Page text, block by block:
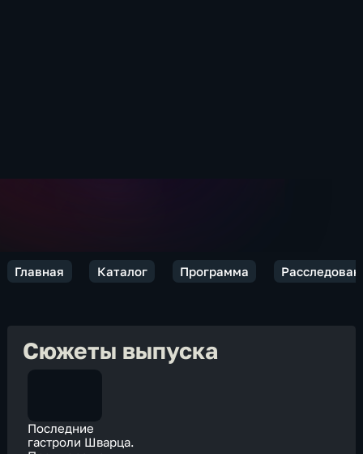
Главная Каталог Программа
Сюжеты выпуска
Последние
гастроли Шварца.